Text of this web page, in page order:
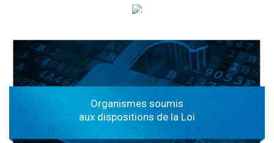
الهياكل الخاضعة لقانون النفاذ إلى المعلومة
Organismes soumis
aux dispositions de la Loi